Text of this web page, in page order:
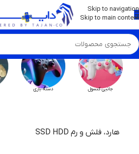
Skip to navigation
Skip to main content
💡برچسب و اسکین کنسول ها بروز شد . . . اینجا کیک کن !
جانبی کنسول دسته بازی
هارد، فلش و رم SSD HDD